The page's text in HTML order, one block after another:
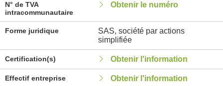
N° de TVA
intracommunautaire
Obtenir le numéro
Forme juridique
SAS, société par actions
simplifiée
Certification(s) Obtenir l'information
Effectif entreprise Obtenir l'information